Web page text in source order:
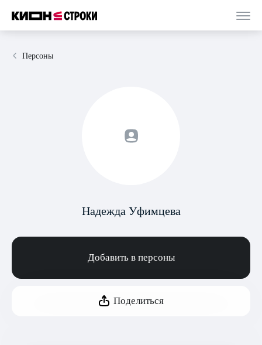
Персоны
Надежда Уфимцева
Добавить в персоны
Поделиться